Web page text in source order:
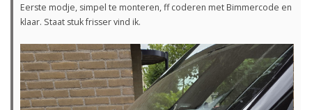
Eerste modje, simpel te monteren, ff coderen met Bimmercode en
klaar. Staat stuk frisser vind ik.